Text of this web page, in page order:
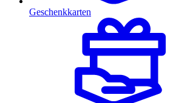
Geschenkkarten